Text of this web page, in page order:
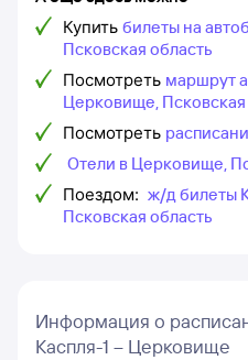
Купить билеты на
Псковская область
Посмотреть маршрут
Церковище, Псковская
Посмотреть
Отели в Церковище,
Поездом: ж/д билеты
Псковская область
Информация о
Каспля-1 – Церковище